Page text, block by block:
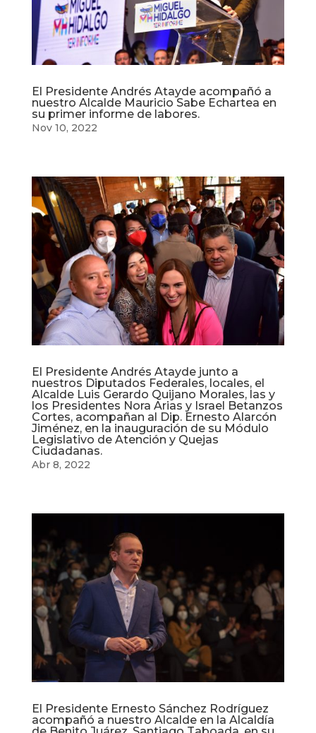
El Presidente Andrés Atayde acompañó a
nuestro Alcalde Mauricio Sabe Echartea en
su primer informe de labores.
Nov 10, 2022
El Presidente Andrés Atayde junto a
nuestros Diputados Federales, locales, el
Alcalde Luis Gerardo Quijano Morales, las y
los Presidentes Nora Arias y Israel Betanzos
Cortes, acompañan al Dip. Ernesto Alarcón
Jiménez, en la inauguración de su Módulo
Legislativo de Atención y Quejas
Ciudadanas.
Abr 8, 2022
El Presidente Ernesto Sánchez Rodríguez
acompañó a nuestro Alcalde en la Alcaldía